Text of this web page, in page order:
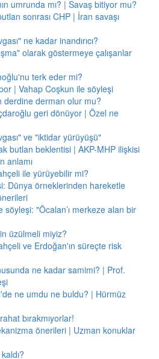
umrunda mı? | Savaş bitiyor mu?
sonrası CHP | İran savaşı
ne kadar inandırıcı?
olarak göstermeye çalışanlar
terk eder mi?
| Vahap Coşkun ile söyleşi
derdine derman olur mu?
geri dönüyor | Özel ne
ve "iktidar yürüyüşü"
butlan beklentisi | AKP-MHP ilişkisi
anlamı
ile yürüyebilir mi?
Dünya örneklerinden hareketle
"Öcalan’ı merkeze alan bir
üzülmeli miyiz?
ve Erdoğan'ın süreçte risk
ne kadar samimi? | Prof.
ne umdu ne buldu? | Hürmüz
bırakmıyorlar!
önerileri | Uzman konuklar